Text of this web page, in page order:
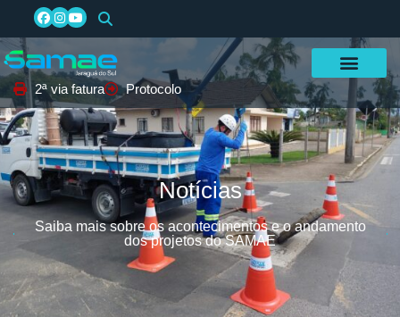
2ª via fatura Protocolo
Notícias
Saiba mais sobre os acontecimentos e o andamento
dos projetos do SAMAE